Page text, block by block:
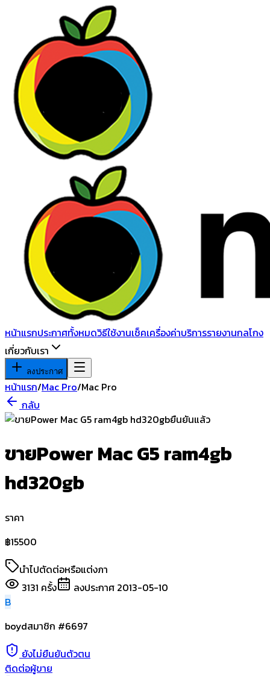
หน้าแรกประกาศทั้งหมดวิธีใช้งานเช็คเครื่องค่าบริการรายงานกลโกง
เกี่ยวกับเรา
ลงประกาศ
หน้าแรก/Mac Pro/Mac Pro
กลับ
ยืนยันแล้ว
ขายPower Mac G5 ram4gb
hd320gb
ราคา
฿15500
นำไปตัดต่อหรือแต่งภา
3131 ครั้ง ลงประกาศ 2013-05-10
B
boydสมาชิก #6697
ยังไม่ยืนยันตัวตน
ติดต่อผู้ขาย